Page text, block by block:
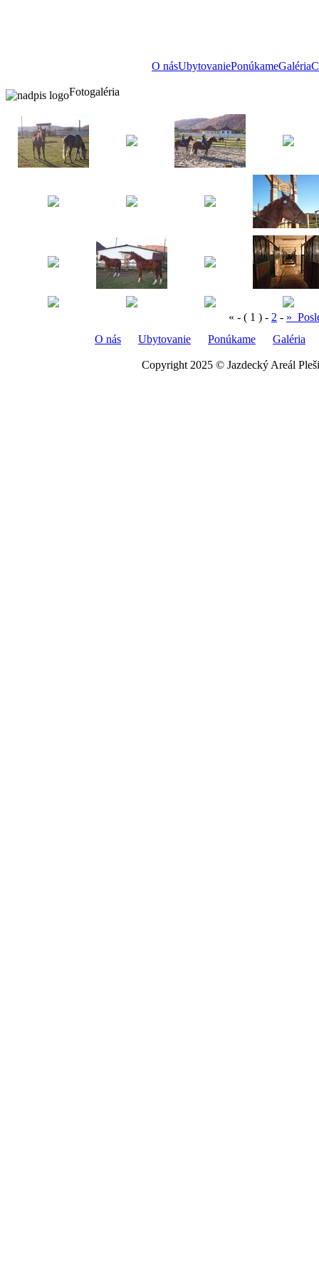
O násUbytovaniePonúkameGaléria
Fotogaléria
« - ( 1 ) - 2 - »
O nás
Ubytovanie Ponúkame Galéria
Copyright 2025 © Jazdecký Areál